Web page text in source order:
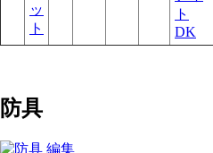
ッ
ト
DK
防具